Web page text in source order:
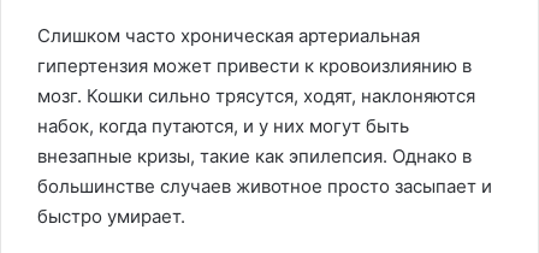
Слишком часто хроническая артериальная
гипертензия может привести к кровоизлиянию в
мозг. Кошки сильно трясутся, ходят, наклоняются
набок, когда путаются, и у них могут быть
внезапные кризы, такие как эпилепсия. Однако в
большинстве случаев животное просто засыпает и
быстро умирает.